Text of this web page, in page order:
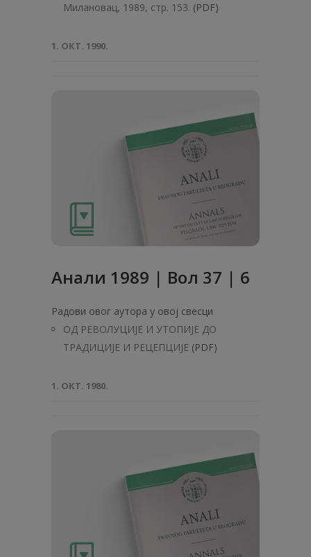
Милановац, 1989, стр. 153. (PDF)
1. ОКТ. 1990.
Анали 1989 | Вол 37 | 6
Радови овог аутора у овој свесци
ОД РЕВОЛУЦИЈЕ И УТОПИЈЕ ДО
ТРАДИЦИЈЕ И РЕЦЕПЦИЈЕ (PDF)
1. ОКТ. 1980.